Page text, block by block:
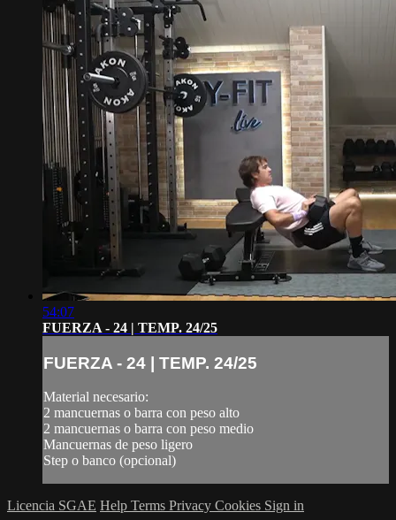
54:07
FUERZA - 24 | TEMP. 24/25
FUERZA - 24 | TEMP. 24/25
Material necesario:
2 mancuernas o barra con peso alto
2 mancuernas o barra con peso medio
Mancuernas de peso ligero
Step o banco (opcional)
Licencia SGAE Help Terms Privacy Cookies Sign in